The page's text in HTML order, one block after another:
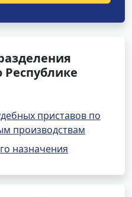
приставов по
производствам
назначения